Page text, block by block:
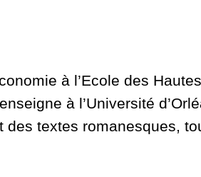
à l’Ecole des
à l’Université
des textes romanesques,